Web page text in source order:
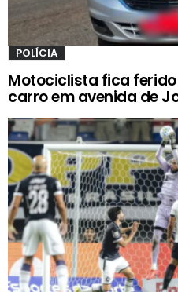
POLÍCIA
Motociclista fica
carro em avenida de